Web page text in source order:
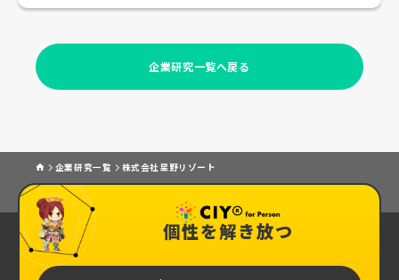
企業研究一覧へ戻る
企業研究一覧 株式会社星野リゾート
個性を解き放つ